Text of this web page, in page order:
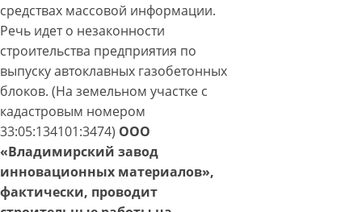
средствах массовой информации.
Речь идет о незаконности
строительства предприятия по
выпуску автоклавных газобетонных
блоков. (На земельном участке с
кадастровым номером
33:05:134101:3474) ООО
«Владимирский завод
инновационных материалов»,
фактически, проводит